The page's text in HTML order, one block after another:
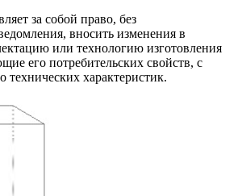
за собой право, без
вносить изменения в
или технологию изготовления
его потребительских свойств, с
технических характеристик.